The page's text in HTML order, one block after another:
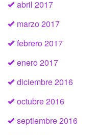
abril 2017
marzo 2017
febrero 2017
enero 2017
diciembre 2016
octubre 2016
septiembre 2016